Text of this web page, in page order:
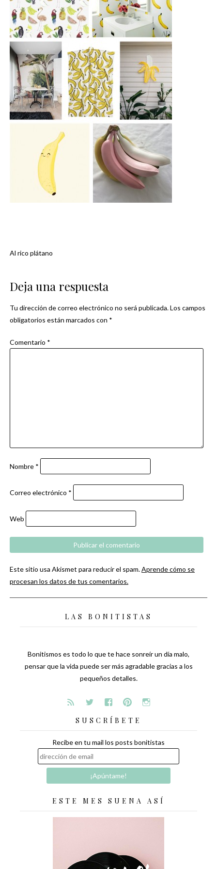
Navegación
de
entradas
Al rico plátano
Deja una respuesta
Tu dirección de correo electrónico no será publicada.Los campos
obligatorios están marcados con *
Comentario *
Nombre *
Correo electrónico *
Web
Este sitio usa Akismet para reducir el spam.Aprende cómo se
procesan los datos de tus comentarios.
LAS BONITISTAS
Bonitismos es todo lo que te hace sonreír un día malo,
pensar que la vida puede ser más agradable gracias a los
pequeños detalles.
SUSCRÍBETE
Recibe en tu mail los posts bonitistas
ESTE MES SUENA ASÍ